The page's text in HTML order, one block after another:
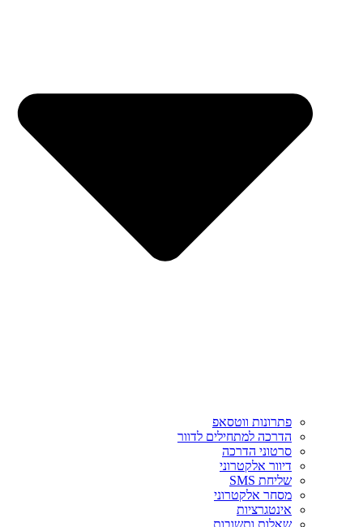
פתרונות ווטסאפ
הדרכה למתחילים לדוור
סרטוני הדרכה
דיוור אלקטרוני
שליחת SMS
מסחר אלקטרוני
אינטגרציות